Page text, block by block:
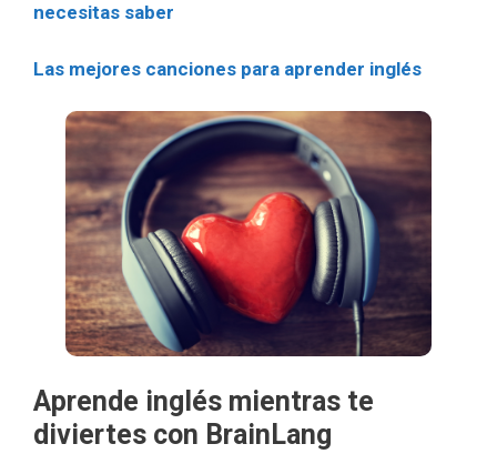
necesitas saber
Las mejores canciones para aprender inglés
Aprende inglés mientras te
diviertes con BrainLang